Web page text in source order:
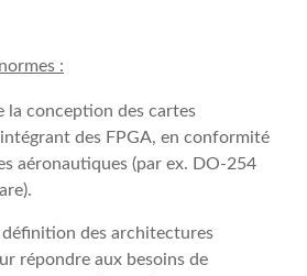
:
la conception des cartes
des FPGA, en conformité
aéronautiques (par ex. DO-254
définition des architectures
répondre aux besoins de